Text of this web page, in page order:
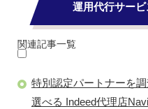
運用代行サー
関連記事一覧
特別認定パートナーを
選べる Indeed代理店Navi